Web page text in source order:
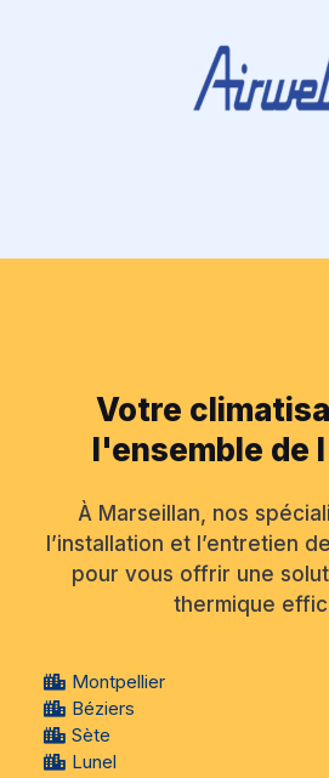
Votre
l'ensemble de
À Marseillan, nos
l’installation et l’entretien
pour vous offrir une
thermique
Montpellier
Béziers
Sète
Lunel